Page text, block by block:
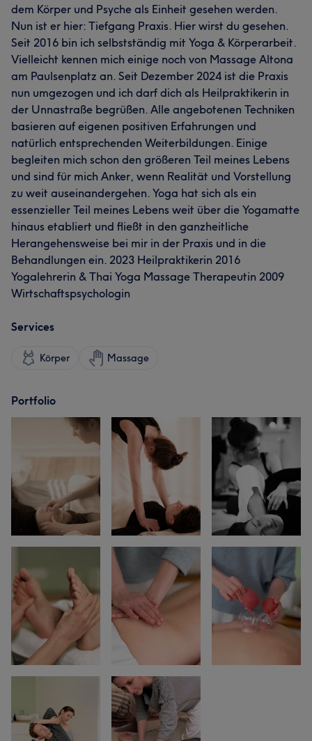
dem Körper und Psyche als Einheit gesehen werden.
Nun ist er hier: Tiefgang Praxis. Hier wirst du gesehen.
Seit 2016 bin ich selbstständig mit Yoga & Körperarbeit.
Vielleicht kennen mich einige noch von Massage Altona
am Paulsenplatz an. Seit Dezember 2024 ist die Praxis
nun umgezogen und ich darf dich als Heilpraktikerin in
der Unnastraße begrüßen. Alle angebotenen Techniken
basieren auf eigenen positiven Erfahrungen und
natürlich entsprechenden Weiterbildungen. Einige
begleiten mich schon den größeren Teil meines Lebens
und sind für mich Anker, wenn Realität und Vorstellung
zu weit auseinandergehen. Yoga hat sich als ein
essenzieller Teil meines Lebens weit über die Yogamatte
hinaus etabliert und fließt in den ganzheitliche
Herangehensweise bei mir in der Praxis und in die
Behandlungen ein. 2023 Heilpraktikerin 2016
Yogalehrerin & Thai Yoga Massage Therapeutin 2009
Wirtschaftspsychologin
Services
Körper Massage
Portfolio